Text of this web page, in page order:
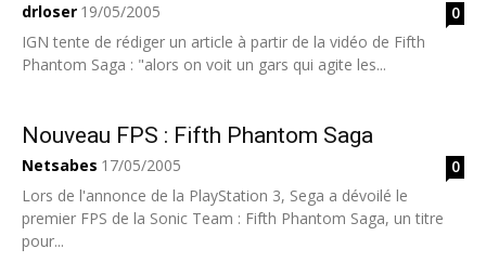
drloser 19/05/2005
0
IGN tente de rédiger un article à partir de la vidéo de Fifth
Phantom Saga : "alors on voit un gars qui agite les...
Nouveau FPS : Fifth Phantom Saga
Netsabes 17/05/2005
0
Lors de l'annonce de la PlayStation 3, Sega a dévoilé le
premier FPS de la Sonic Team : Fifth Phantom Saga, un titre
pour...